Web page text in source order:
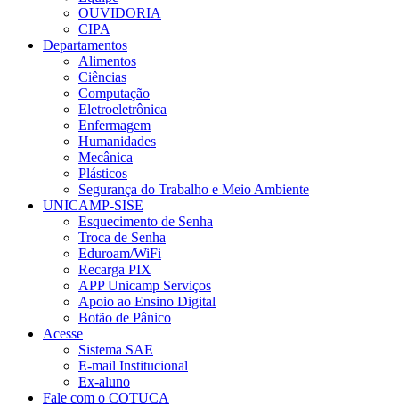
OUVIDORIA
CIPA
Departamentos
Alimentos
Ciências
Computação
Eletroeletrônica
Enfermagem
Humanidades
Mecânica
Plásticos
Segurança do Trabalho e Meio Ambiente
UNICAMP-SISE
Esquecimento de Senha
Troca de Senha
Eduroam/WiFi
Recarga PIX
APP Unicamp Serviços
Apoio ao Ensino Digital
Botão de Pânico
Acesse
Sistema SAE
E-mail Institucional
Ex-aluno
Fale com o COTUCA